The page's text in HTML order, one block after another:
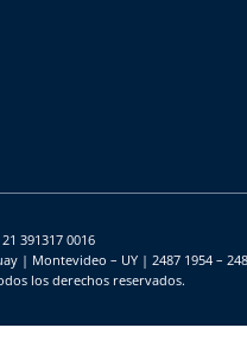
391317 0016
| Montevideo – UY | 2487 1954 –
los derechos reservados.